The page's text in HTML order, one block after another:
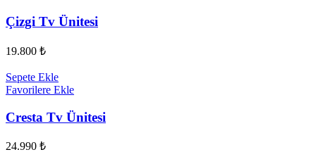
Çizgi Tv Ünitesi
19.800 ₺
Sepete Ekle
Favorilere Ekle
Cresta Tv Ünitesi
24.990 ₺